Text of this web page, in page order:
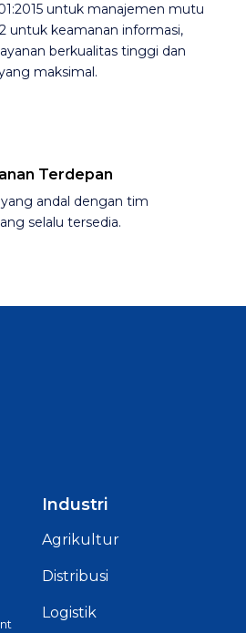
untuk manajemen mutu
untuk keamanan informasi,
berkualitas tinggi dan
maksimal.
Terdepan
andal dengan tim
selalu tersedia​.
Industri
Agrikultur
Distribusi
Logistik